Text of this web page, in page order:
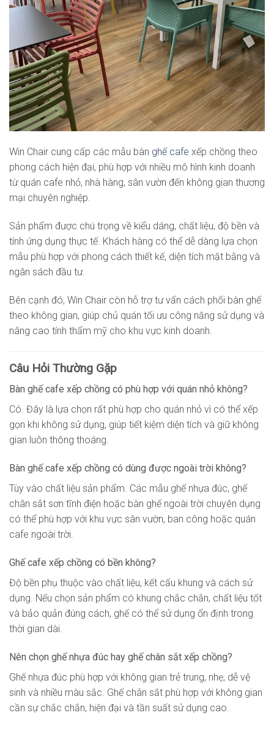
Win Chair cung cấp các mẫu bàn ghế cafe xếp chồng theo
phong cách hiện đại, phù hợp với nhiều mô hình kinh doanh
từ quán cafe nhỏ, nhà hàng, sân vườn đến không gian thương
mại chuyên nghiệp.
Sản phẩm được chú trọng về kiểu dáng, chất liệu, độ bền và
tính ứng dụng thực tế. Khách hàng có thể dễ dàng lựa chọn
mẫu phù hợp với phong cách thiết kế, diện tích mặt bằng và
ngân sách đầu tư.
Bên cạnh đó, Win Chair còn hỗ trợ tư vấn cách phối bàn ghế
theo không gian, giúp chủ quán tối ưu công năng sử dụng và
nâng cao tính thẩm mỹ cho khu vực kinh doanh.
Câu Hỏi Thường Gặp
Bàn ghế cafe xếp chồng có phù hợp với quán nhỏ không?
Có. Đây là lựa chọn rất phù hợp cho quán nhỏ vì có thể xếp
gọn khi không sử dụng, giúp tiết kiệm diện tích và giữ không
gian luôn thông thoáng.
Bàn ghế cafe xếp chồng có dùng được ngoài trời không?
Tùy vào chất liệu sản phẩm. Các mẫu ghế nhựa đúc, ghế
chân sắt sơn tĩnh điện hoặc bàn ghế ngoài trời chuyên dụng
có thể phù hợp với khu vực sân vườn, ban công hoặc quán
cafe ngoài trời.
Ghế cafe xếp chồng có bền không?
Độ bền phụ thuộc vào chất liệu, kết cấu khung và cách sử
dụng. Nếu chọn sản phẩm có khung chắc chắn, chất liệu tốt
và bảo quản đúng cách, ghế có thể sử dụng ổn định trong
thời gian dài.
Nên chọn ghế nhựa đúc hay ghế chân sắt xếp chồng?
Ghế nhựa đúc phù hợp với không gian trẻ trung, nhẹ, dễ vệ
sinh và nhiều màu sắc. Ghế chân sắt phù hợp với không gian
cần sự chắc chắn, hiện đại và tần suất sử dụng cao.